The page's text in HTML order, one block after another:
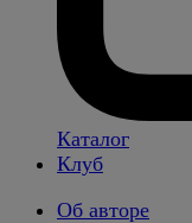
Каталог
Клуб
Об авторе